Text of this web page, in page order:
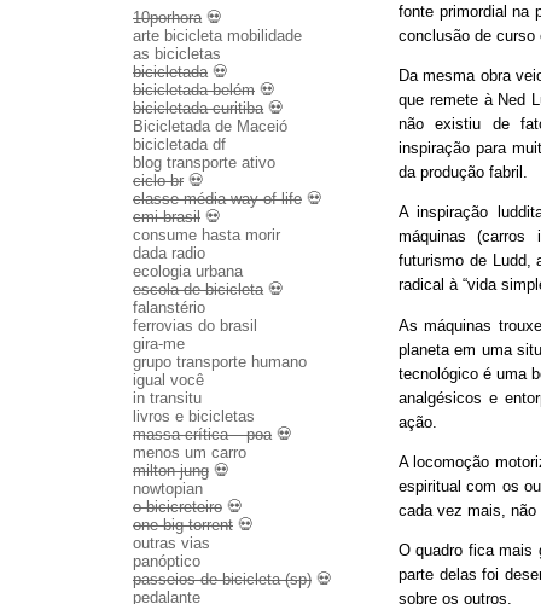
fonte primordial na
conclusão de curso
Da mesma obra
que remete à Ned
não existiu de
inspiração para
da produção fabril.
A inspiração
máquinas (carros
futurismo de Ludd,
radical à “vida
As máquinas
planeta em uma
tecnológico é uma
analgésicos e
ação.
A locomoção
espiritual com os
cada vez mais,
O quadro fica mais
parte delas foi
sobre os outros.
10porhora💀
arte bicicleta mobilidade
as bicicletas
bicicletada💀
bicicletada belém 💀
bicicletada curitiba💀
Bicicletada de Maceió
bicicletada df
blog transporte ativo
ciclo br 💀
classe média way of life 💀
cmi brasil 💀
consume hasta morir
dada radio
ecologia urbana
escola de bicicleta💀
falanstério
ferrovias do brasil
gira-me
grupo transporte humano
igual você
in transitu
livros e bicicletas
massa crítica – poa💀
menos um carro
milton jung 💀
nowtopian
o bicicreteiro 💀
one big torrent 💀
outras vias
panóptico
passeios de bicicleta (sp) 💀
pedalante